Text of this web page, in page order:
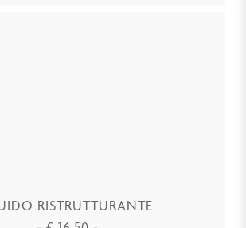
RISTRUTTURANTE